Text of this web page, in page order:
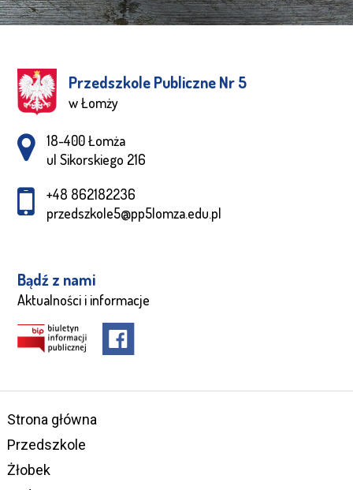
Przedszkole Publiczne Nr 5
w Łomży
Adres pocztowy:
18-400 Łomża
ul Sikorskiego 216
+48 862182236
przedszkole5@pp5lomza.edu.pl
Bądź z nami
Aktualności i informacje
Strona główna
Przedszkole
Żłobek